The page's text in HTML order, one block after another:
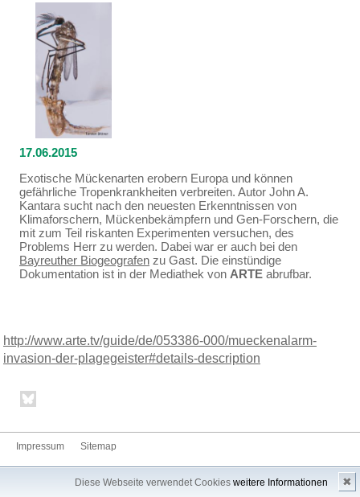
Diese Webseite verwendet Cookies weitere Informationen ✖
17.06.2015
Exotische Mückenarten erobern Europa und können
gefährliche Tropenkrankheiten verbreiten. Autor John A.
Kantara sucht nach den neuesten Erkenntnissen von
Klimaforschern, Mückenbekämpfern und Gen-Forschern, die
mit zum Teil riskanten Experimenten versuchen, des
Problems Herr zu werden. Dabei war er auch bei den
Bayreuther Biogeografen zu Gast. Die einstündige
Dokumentation ist in der Mediathek von ARTE abrufbar.
http://www.arte.tv/guide/de/053386-000/mueckenalarm-
invasion-der-plagegeister#details-description
Impressum Sitemap